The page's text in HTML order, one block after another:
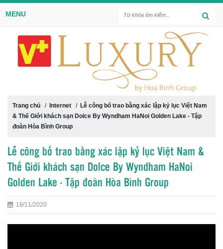
MENU
Trang chủ / Internet / Lễ công bố trao bằng xác lập kỷ lục Việt Nam
& Thế Giới khách sạn Dolce By Wyndham HaNoi Golden Lake - Tập
đoàn Hòa Bình Group
Lễ công bố trao bằng xác lập kỷ lục Việt Nam &
Thế Giới khách sạn Dolce By Wyndham HaNoi
Golden Lake - Tập đoàn Hòa Bình Group
19/11/2020